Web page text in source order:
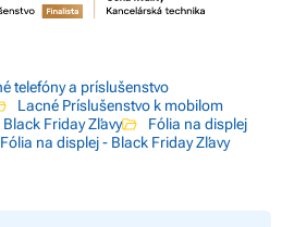
telefóny a príslušenstvo
Lacné Príslušenstvo k mobilom
Friday Zľavy
Fólia na displej
Fólia na displej - Black Friday Zľavy